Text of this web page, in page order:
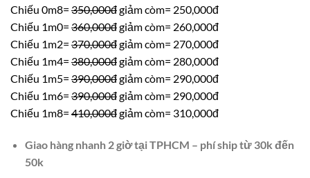
390.000 ₫.là:
290.000 ₫.
Chiếu 0m8= 350,000đgiảm còm= 250,000đ
Chiếu 1m0= 360,000đgiảm còm= 260,000đ
Chiếu 1m2= 370,000đgiảm còm= 270,000đ
Chiếu 1m4= 380,000đgiảm còm= 280,000đ
Chiếu 1m5= 390,000đgiảm còm= 290,000đ
Chiếu 1m6= 390,000đgiảm còm= 290,000đ
Chiếu 1m8= 410,000đgiảm còm= 310,000đ
Giao hàng nhanh 2 giờ tại TPHCM – phí ship từ 30k đến
50k